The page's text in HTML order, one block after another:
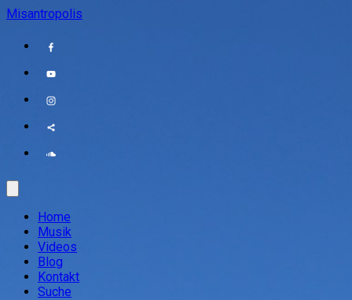
Misantropolis
Home
Musik
Videos
Blog
Kontakt
Suche